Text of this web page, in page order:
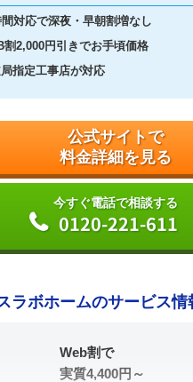
・深夜早朝含む24時間365
料金がかからず、作業が始
からないかなり信頼できる業
力はもちろん接客もよく、
器や蛇口の修理交換まで水
談できます。
ホームページを見た」と伝え
うにしましょう。
、相見積もりの際は必ず相
対応で深夜・早朝割増なし
割2,000円引きでお手頃価格
指定工事店が対応
公式サイトで
料金詳細を見る
今すぐ電話で相談する
0120-221-611
ラボホームのサービス情
Web割で
実質4,400円～